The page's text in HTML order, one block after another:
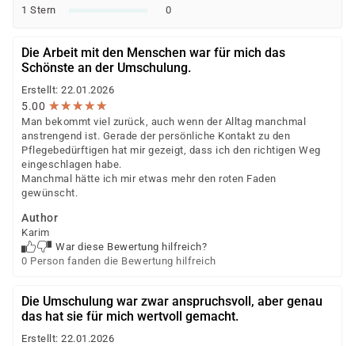
Arbeit)
Deutsche Rentenversicherung
Europäischer Sozialfonds (ESF)
Ob eine Förderung oder Kostenübernahme möglich ist,
entscheidet der jeweilige Kostenträger nach einer
individuellen Prüfung Ihrer persönlichen
Voraussetzungen und Förderfähigkeit.
1 Stern 0
Die Arbeit mit den Menschen war für mich das
Schönste an der Umschulung.
Erstellt: 22.01.2026
5.00 ★★★★★
★★★★★
Man bekommt viel zurück, auch wenn der Alltag manchmal
anstrengend ist. Gerade der persönliche Kontakt zu den
Pflegebedürftigen hat mir gezeigt, dass ich den richtigen Weg
eingeschlagen habe.
Manchmal hätte ich mir etwas mehr den roten Faden
gewünscht.
Author
Karim
War diese Bewertung hilfreich?
0 Person fanden die Bewertung hilfreich
Die Umschulung war zwar anspruchsvoll, aber genau
das hat sie für mich wertvoll gemacht.
Erstellt: 22.01.2026